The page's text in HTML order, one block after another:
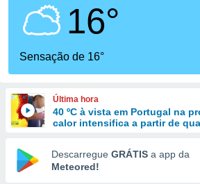
fornecidas
a este
das
e
forma
digital
16°
Sensação de 16°
Última hora
40 ºC à vista em Portugal na
calor intensifica a partir de
Descarregue GRÁTIS a app da
Meteored!